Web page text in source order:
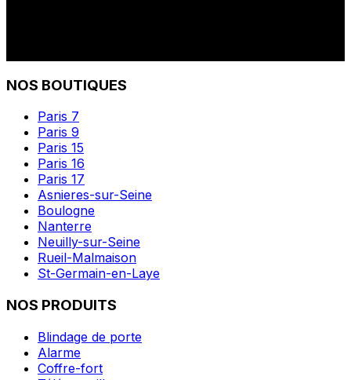
NOS BOUTIQUES
Paris 7
Paris 9
Paris 15
Paris 16
Paris 17
Asnieres-sur-Seine
Boulogne
Nanterre
Neuilly-sur-Seine
Rueil-Malmaison
St-Germain-en-Laye
NOS PRODUITS
Blindage de porte
Alarme
Coffre-fort